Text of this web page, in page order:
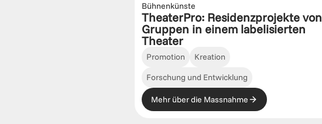
Bühnenkünste
TheaterPro: Residenzprojekte von
Gruppen in einem labelisierten
Theater
Promotion
Kreation
Forschung und Entwicklung
Mehr über die Massnahme